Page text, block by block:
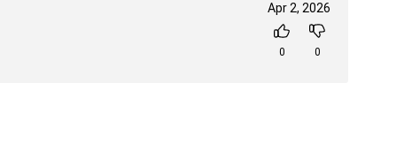
Apr 2, 2026
0 0